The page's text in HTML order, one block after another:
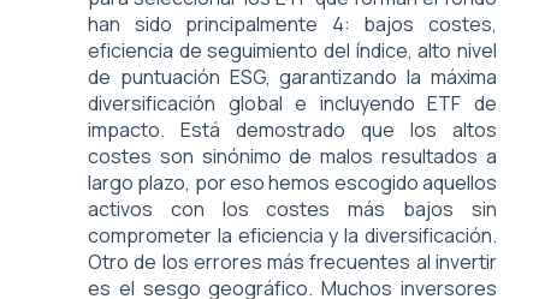
han sido principalmente 4: bajos costes,
eficiencia de seguimiento del índice, alto nivel
de puntuación ESG, garantizando la máxima
diversificación global e incluyendo ETF de
impacto. Está demostrado que los altos
costes son sinónimo de malos resultados a
largo plazo, por eso hemos escogido aquellos
activos con los costes más bajos sin
comprometer la eficiencia y la diversificación.
Otro de los errores más frecuentes al invertir
es el sesgo geográfico. Muchos inversores